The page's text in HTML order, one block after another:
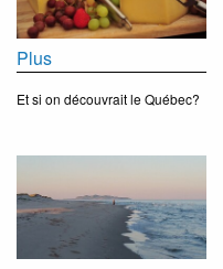
Plus
Et si on découvrait le Québec?